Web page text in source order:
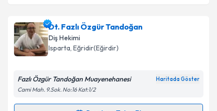
Dt. Tevfik Can Yıldızaniçin randevu takvimi talebi
oluşturun. Size bu uzmandan randevu almanız için bir
takvim hazırlandığında e-posta ile bilgilendireceğiz.
Dt. Fazlı Özgür Tandoğan
Diş Hekimi
Isparta, Eğridir(Eğirdir)
Fazlı Özgür Tandoğan Muayenehanesi Haritada Göster
Cami Mah. 9.Sok. No:16 Kat:1/2